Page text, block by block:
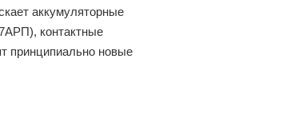
аккумуляторные
контактные
принципиально новые